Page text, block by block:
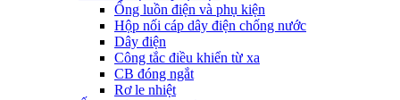
Ống luồn điện và phụ kiện
Hộp nối cáp dây điện chống nước
Dây điện
Công tắc điều khiển từ xa
CB đóng ngắt
Rơ le nhiệt